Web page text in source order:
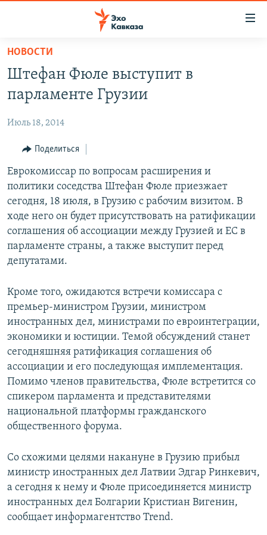
Вернуться
основному
содержанию
Вернутся
навигации
Вернутся
поиску
НОВОСТИ
ТБИЛИСИ
СУХУМИ
ЦХИНВАЛИ
ВЕСЬ КАВКАЗ
СЕВЕРНЫЙ КАВКАЗ
АЗЕРБАЙДЖАН
ТЕМЫ
ЭКОНОМИКА
ОБЩЕСТВО
КУЛЬТУРА
РУБРИКИ
НЕКРУГЛЫЙ СТОЛ
ГОСТЬ НЕДЕЛИ
ПОЗИЦИЯ
ЧИТАЕМ ПРЕССУ
МУЛЬТИМЕДИА
ВИДЕО
ФОТО
АУДИО
ПОДКАСТЫ
ПРИСОЕДИНЯЙТЕСЬ!
Все сайты РСЕ/РС
НОВОСТИ
Штефан Фюле выступит в
парламенте Грузии
Июль 18, 2014
Поделиться
Еврокомиссар по вопросам расширения и
политики соседства Штефан Фюле приезжает
сегодня, 18 июля, в Грузию с рабочим визитом. В
ходе него он будет присутствовать на ратификации
соглашения об ассоциации между Грузией и ЕС в
парламенте страны, а также выступит перед
депутатами.
Кроме того, ожидаются встречи комиссара с
премьер-министром Грузии, министром
иностранных дел, министрами по евроинтеграции,
экономики и юстиции. Темой обсуждений станет
сегодняшняя ратификация соглашения об
ассоциации и его последующая имплементация.
Помимо членов правительства, Фюле встретится со
спикером парламента и представителями
национальной платформы гражданского
общественного форума.
Со схожими целями накануне в Грузию прибыл
министр иностранных дел Латвии Эдгар Ринкевич,
а сегодня к нему и Фюле присоединяется министр
иностранных дел Болгарии Кристиан Вигенин,
сообщает информагентство Trend.